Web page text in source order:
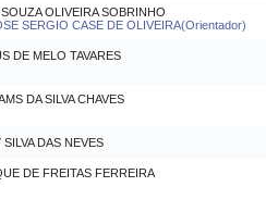
OLIVEIRA SOBRINHO
SERGIO CASE DE OLIVEIRA(Orientador)
DE MELO TAVARES
DA SILVA CHAVES
DAS NEVES
DE FREITAS FERREIRA